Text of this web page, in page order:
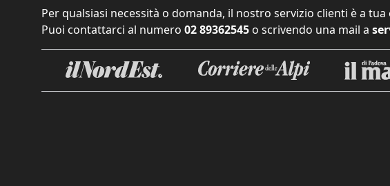
Per qualsiasi necessità o domanda, il nostro servizio clienti è a
Puoi contattarci al numero 02 89362545 o scrivendo una mail a